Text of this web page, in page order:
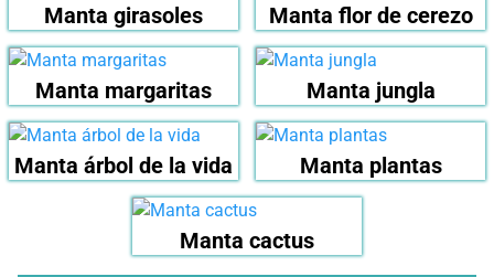
Manta girasoles Manta flor de cerezo
Manta margaritas Manta jungla
Manta árbol de la vida Manta plantas
Manta cactus